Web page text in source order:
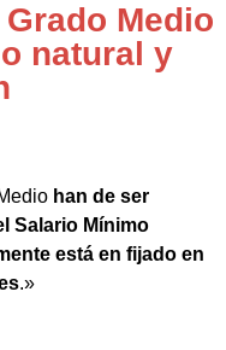
Medio
natural y
han de ser
Salario Mínimo
está en fijado en
.»